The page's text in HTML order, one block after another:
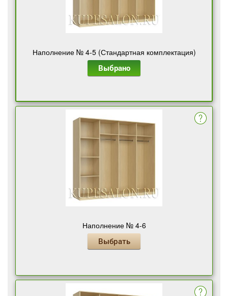
Наполнение № 4-5 (Стандартная комплектация)
Выбрано
Наполнение № 4-6
Выбрать